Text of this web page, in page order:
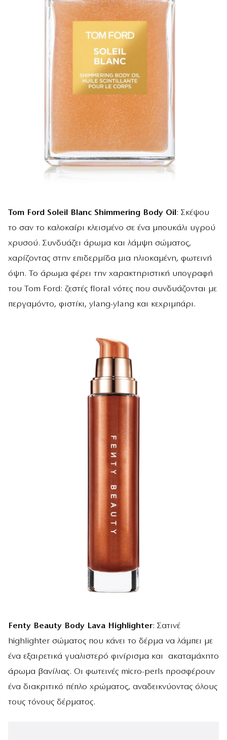
Tom Ford Soleil Blanc Shimmering Body Oil: Σκέψου
το σαν το καλοκαίρι κλεισμένο σε ένα μπουκάλι υγρού
χρυσού. Συνδυάζει άρωμα και λάμψη σώματος,
χαρίζοντας στην επιδερμίδα μια ηλιοκαμένη, φωτεινή
όψη. Το άρωμα φέρει την χαρακτηριστική υπογραφή
του Tom Ford: ζεστές floral νότες που συνδυάζονται με
περγαμόντο, φιστίκι, ylang-ylang και κεχριμπάρι.
Fenty Beauty Body Lava Highlighter: Σατινέ
highlighter σώματος που κάνει το δέρμα να λάμπει με
ένα εξαιρετικά γυαλιστερό φινίρισμα και ακαταμάχητο
άρωμα βανίλιας. Οι φωτεινές micro-perls προσφέρουν
ένα διακριτικό πέπλο χρώματος, αναδεικνύοντας όλους
τους τόνους δέρματος.